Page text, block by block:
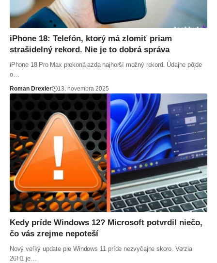
iPhone 18: Telefón, ktorý má zlomiť priam
strašidelný rekord. Nie je to dobrá správa
iPhone 18 Pro Max prekoná azda najhorší možný rekord. Údajne pôjde
o…
Roman Drexler 13. novembra 2025
Kedy príde Windows 12? Microsoft potvrdil niečo,
čo vás zrejme nepoteší
Nový veľký update pre Windows 11 príde nezvyčajne skoro. Verzia
26H1 je…